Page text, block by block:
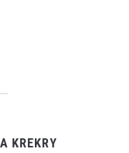
KREKRY